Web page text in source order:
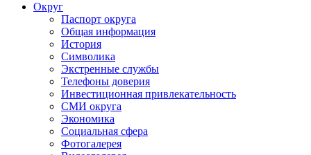
Округ
Паспорт округа
Общая информация
История
Символика
Экстренные службы
Телефоны доверия
Инвестиционная привлекательность
СМИ округа
Экономика
Социальная сфера
Фотогалерея